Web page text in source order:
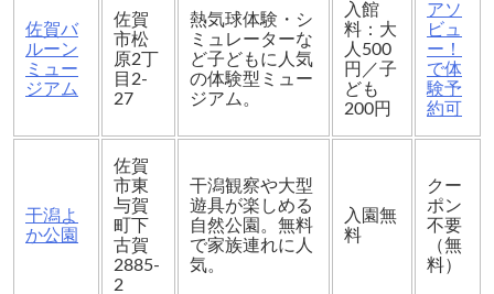
佐賀バ
ルーン
ミュー
ジアム
佐賀
市松
原2丁
目2-
27
熱気球体験・シ
ミュレーターな
ど子どもに人気
の体験型ミュー
ジアム。
入館
料：大
人500
円／子
ども
200円
アソ
ビュ
ー！
で体
験予
約可
干潟よ
か公園
佐賀
市東
与賀
町下
古賀
2885-
2
干潟観察や大型
遊具が楽しめる
自然公園。無料
で家族連れに人
気。
入園無
料
クー
ポン
不要
（無
料）